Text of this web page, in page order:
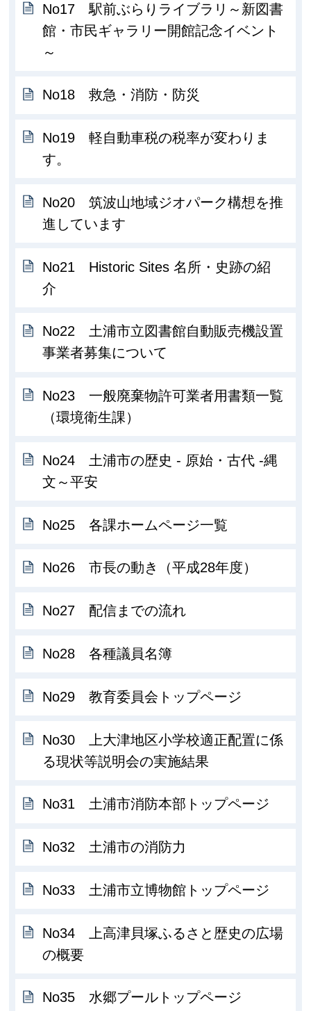
No17 駅前ぶらりライブラリ～新図書
館・市民ギャラリー開館記念イベント
～
No18 救急・消防・防災
No19 軽自動車税の税率が変わりま
す。
No20 筑波山地域ジオパーク構想を推
進しています
No21 Historic Sites 名所・史跡の紹
介
No22 土浦市立図書館自動販売機設置
事業者募集について
No23 一般廃棄物許可業者用書類一覧
（環境衛生課）
No24 土浦市の歴史 - 原始・古代 -縄
文～平安
No25 各課ホームページ一覧
No26 市長の動き（平成28年度）
No27 配信までの流れ
No28 各種議員名簿
No29 教育委員会トップページ
No30 上大津地区小学校適正配置に係
る現状等説明会の実施結果
No31 土浦市消防本部トップページ
No32 土浦市の消防力
No33 土浦市立博物館トップページ
No34 上高津貝塚ふるさと歴史の広場
の概要
No35 水郷プールトップページ